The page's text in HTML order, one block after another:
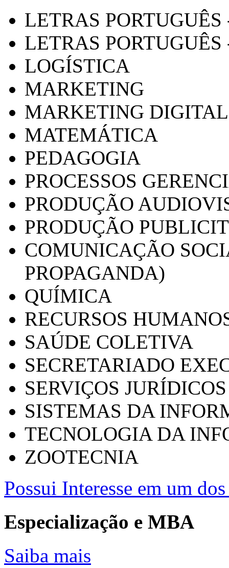
LETRAS
LETRAS PORTUGUÊS
LOGÍSTICA
MARKETING
MARKETING DIGITAL
MATEMÁTICA
PEDAGOGIA
PROCESSOS
PRODUÇÃO
PRODUÇÃO
COMUNICAÇÃO
PROPAGANDA)
QUÍMICA
RECURSOS
SAÚDE COLETIVA
SECRETARIADO
SERVIÇOS
SISTEMAS DA
TECNOLOGIA DA
ZOOTECNIA
Possui Interesse em um
Especialização e MBA
Saiba mais